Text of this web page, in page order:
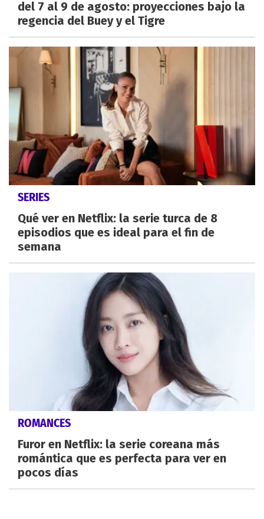
del 7 al 9 de agosto: proyecciones bajo la
regencia del Buey y el Tigre
SERIES
Qué ver en Netflix: la serie turca de 8
episodios que es ideal para el fin de
semana
ROMANCES
Furor en Netflix: la serie coreana más
romántica que es perfecta para ver en
pocos días